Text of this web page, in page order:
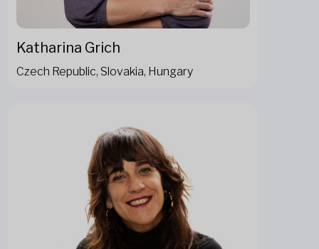
Katharina Grich
Czech Republic, Slovakia, Hungary